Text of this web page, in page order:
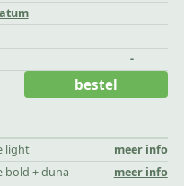
-
light
meer info
bold + duna
meer info
bestel